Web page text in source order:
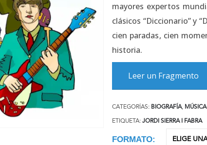
mayores expertos
clásicos “Diccionario” y
cien paradas, cien
historia.
Leer un Fragmento
CATEGORÍAS: BIOGRAFÍA, MÚSICA
ETIQUETA: JORDI SIERRA I FABRA
FORMATO